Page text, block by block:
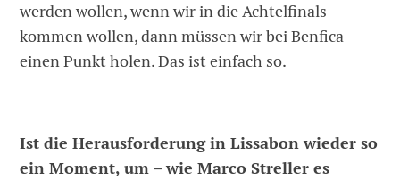
werden wollen, wenn wir in die Achtelfinals
kommen wollen, dann müssen wir bei Benfica
einen Punkt holen. Das ist einfach so.
Ist die Herausforderung in Lissabon wieder so
ein Moment, um – wie Marco Streller es